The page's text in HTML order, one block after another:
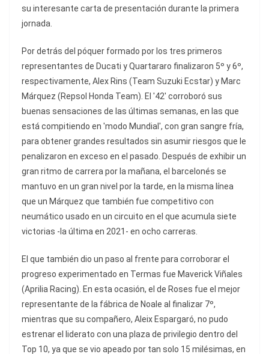
su interesante carta de presentación durante la primera
jornada.
Por detrás del póquer formado por los tres primeros
representantes de Ducati y Quartararo finalizaron 5º y 6º,
respectivamente, Alex Rins (Team Suzuki Ecstar) y Marc
Márquez (Repsol Honda Team). El '42' corroboró sus
buenas sensaciones de las últimas semanas, en las que
está compitiendo en 'modo Mundial', con gran sangre fría,
para obtener grandes resultados sin asumir riesgos que le
penalizaron en exceso en el pasado. Después de exhibir un
gran ritmo de carrera por la mañana, el barcelonés se
mantuvo en un gran nivel por la tarde, en la misma línea
que un Márquez que también fue competitivo con
neumático usado en un circuito en el que acumula siete
victorias -la última en 2021- en ocho carreras.
El que también dio un paso al frente para corroborar el
progreso experimentado en Termas fue Maverick Viñales
(Aprilia Racing). En esta ocasión, el de Roses fue el mejor
representante de la fábrica de Noale al finalizar 7º,
mientras que su compañero, Aleix Espargaró, no pudo
estrenar el liderato con una plaza de privilegio dentro del
Top 10, ya que se vio apeado por tan solo 15 milésimas, en